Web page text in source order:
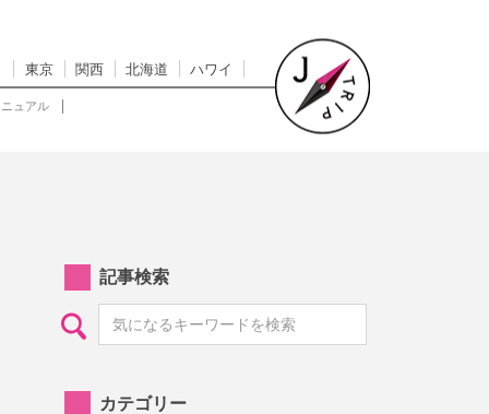
東京 関西 北海道 ハワイ
ュアル
記事検索
カテゴリー